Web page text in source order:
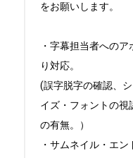
をお願いします。
・字幕担当者への
り対応。
(誤字脱字の確認、
イズ・フォントの視
の有無。）
・サムネイル・エ